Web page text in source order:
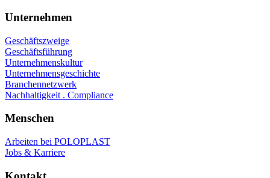
Unternehmen
Geschäftszweige
Geschäftsführung
Unternehmenskultur
Unternehmensgeschichte
Branchennetzwerk
Nachhaltigkeit . Compliance
Menschen
Arbeiten bei POLOPLAST
Jobs & Karriere